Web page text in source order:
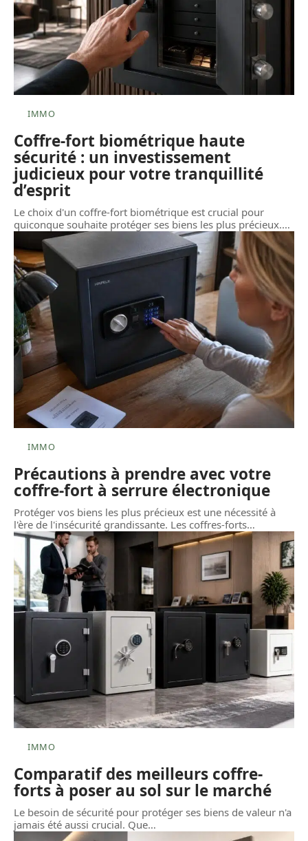
IMMO
Coffre-fort biométrique haute
sécurité : un investissement
judicieux pour votre tranquillité
d’esprit
Le choix d'un coffre-fort biométrique est crucial pour
quiconque souhaite protéger ses biens les plus précieux.…
IMMO
Précautions à prendre avec votre
coffre-fort à serrure électronique
Protéger vos biens les plus précieux est une nécessité à
l'ère de l'insécurité grandissante. Les coffres-forts…
IMMO
Comparatif des meilleurs coffre-
forts à poser au sol sur le marché
Le besoin de sécurité pour protéger ses biens de valeur n'a
jamais été aussi crucial. Que…